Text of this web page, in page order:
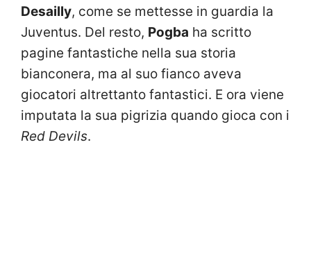
Desailly, come se mettesse in guardia la
Juventus. Del resto, Pogba ha scritto
pagine fantastiche nella sua storia
bianconera, ma al suo fianco aveva
giocatori altrettanto fantastici. E ora viene
imputata la sua pigrizia quando gioca con i
Red Devils.